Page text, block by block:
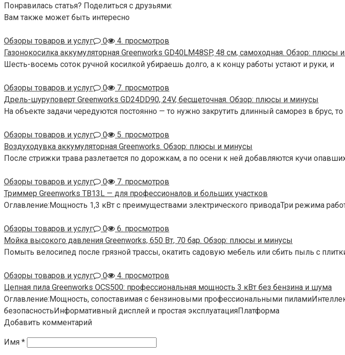
Понравилась статья? Поделиться с друзьями:
Вам также может быть интересно
Обзоры товаров и услуг 0
4. просмотров
Газонокосилка аккумуляторная Greenworks GD40LM48SP, 48 см, самоходная. Обзор: плюсы
Шесть-восемь соток ручной косилкой убираешь долго, а к концу работы устают и руки, и
Обзоры товаров и услуг 0
7. просмотров
Дрель-шуруповерт Greenworks GD24DD90, 24V, бесщеточная. Обзор: плюсы и минусы
На объекте задачи чередуются постоянно — то нужно закрутить длинный саморез в брус, то
Обзоры товаров и услуг 0
5. просмотров
Воздуходувка аккумуляторная Greenworks. Обзор: плюсы и минусы
После стрижки трава разлетается по дорожкам, а по осени к ней добавляются кучи
Обзоры товаров и услуг 0
7. просмотров
Триммер Greenworks TB13L — для профессионалов и больших участков
Оглавление:Мощность 1,3 кВт с преимуществами электрического приводаТри режима
Обзоры товаров и услуг 0
6. просмотров
Мойка высокого давления Greenworks, 650 Вт, 70 бар. Обзор: плюсы и минусы
Помыть велосипед после грязной трассы, окатить садовую мебель или сбить пыль с
Обзоры товаров и услуг 0
4. просмотров
Цепная пила Greenworks OCS500: профессиональная мощность 3 кВт без бензина и шума
Оглавление:Мощность, сопоставимая с бензиновыми профессиональными
безопасностьИнформативный дисплей и простая эксплуатацияПлатформа
Добавить комментарий
Имя *